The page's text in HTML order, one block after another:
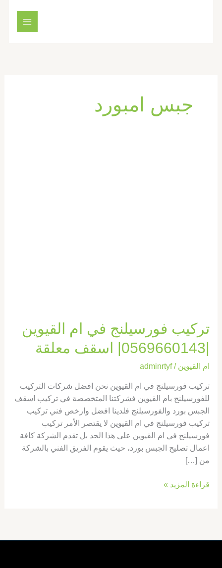
جبس امبورد
تركيب فورسيلنج في ام القيوين
|0569660143| اسقف معلقة
ام القيوين /
adminrtyf
تركيب فورسيلنج في ام القيوين نحن افضل شركات التركيب
للفورسيلنج بام القيوين فشركتنا المتخصصة في تركيب اسقف
الجبس بورد والفورسيلنج فلدينا افضل وارخص فني تركيب
تركيب فورسيلنج في ام القيوين لا يقتصر الأمر تركيب
فورسيلنج في ام القيوين على هذا الحد بل تقدم الشركة كافة
اعمال تصليح الجبس بورد، حيث يقوم الفريق الفني بالشركة
من […]
قراءة المزيد »